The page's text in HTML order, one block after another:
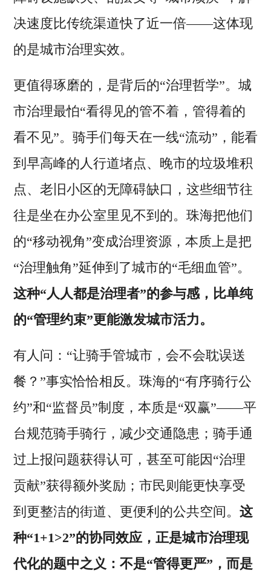
决速度比传统渠道快了近一倍——这体现
的是城市治理实效。
更值得琢磨的，是背后的“治理哲学”。城
市治理最怕“看得见的管不着，管得着的
看不见”。骑手们每天在一线“流动”，能看
到早高峰的人行道堵点、晚市的垃圾堆积
点、老旧小区的无障碍缺口，这些细节往
往是坐在办公室里见不到的。珠海把他们
的“移动视角”变成治理资源，本质上是把
“治理触角”延伸到了城市的“毛细血管”。
这种“人人都是治理者”的参与感，比单纯
的“管理约束”更能激发城市活力。
有人问：“让骑手管城市，会不会耽误送
餐？”事实恰恰相反。珠海的“有序骑行公
约”和“监督员”制度，本质是“双赢”——平
台规范骑手骑行，减少交通隐患；骑手通
过上报问题获得认可，甚至可能因“治理
贡献”获得额外奖励；市民则能更快享受
到更整洁的街道、更便利的公共空间。 这
种“1+1>2”的协同效应，正是城市治理现
代化的题中之义：不是“管得更严”，而是